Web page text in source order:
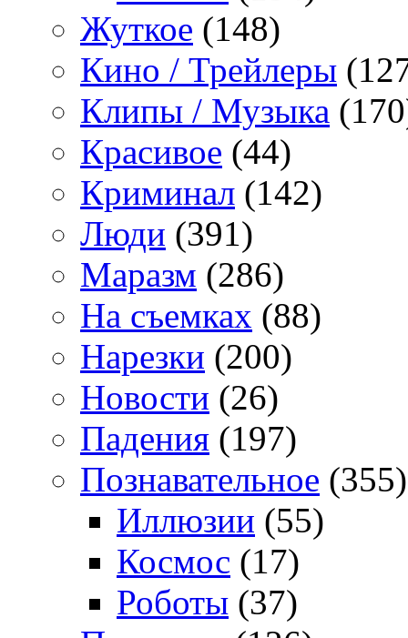
Жуткое (148)
Кино / Трейлеры
Клипы / Музыка
Красивое (44)
Криминал (142)
Люди (391)
Маразм (286)
На съемках (88)
Нарезки (200)
Новости (26)
Падения (197)
Познавательное (355)
Иллюзии (55)
Космос (17)
Роботы (37)